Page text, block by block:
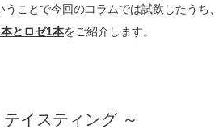
うことで今回のコラムでは試飲したうち、
とロゼ1本をご紹介します。
テイスティング ～